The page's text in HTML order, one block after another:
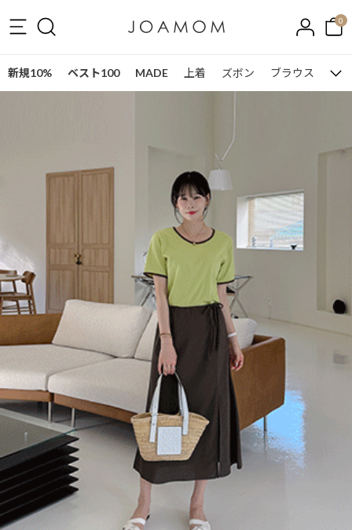
0
新規10% ベスト100 MADE 上着 ズボン ブラウス ワ